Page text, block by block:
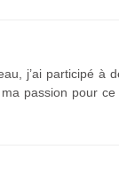
j’ai participé à
passion pour